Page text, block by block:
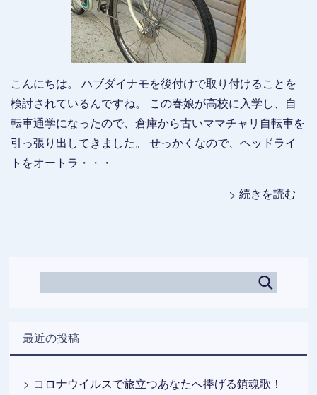
こんにちは。 ハブダイナモを後付けで取り付けることを
検討されているんですね。 この春娘が高校に入学し、自
転車通学になったので、倉庫から古いママチャリ自転車を
引っ張り出してきました。 せっかくなので、ヘッドライ
トをオートラ・・・
続きを読む
最近の投稿
コロナウイルスで旅立つあなたへ捧げる鎮魂歌！